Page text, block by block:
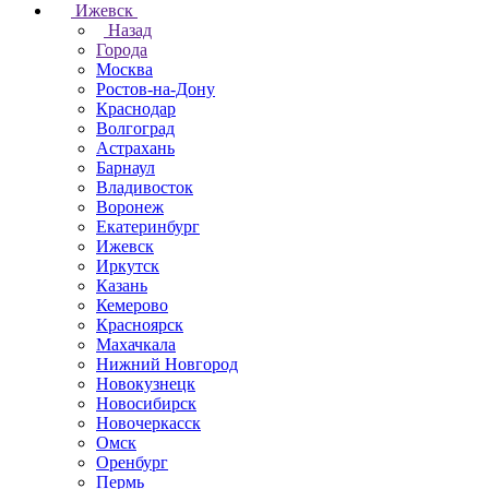
Ижевск
Назад
Города
Москва
Ростов-на-Дону
Краснодар
Волгоград
Астрахань
Барнаул
Владивосток
Воронеж
Екатеринбург
Ижевск
Иркутск
Казань
Кемерово
Красноярск
Махачкала
Нижний Новгород
Новокузнецк
Новосибирск
Новочеркаcск
Омск
Оренбург
Пермь